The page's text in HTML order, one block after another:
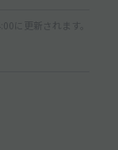
に更新されます。